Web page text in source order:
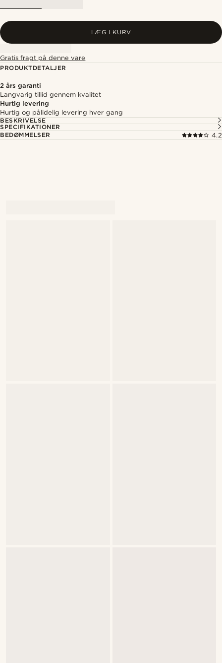
LÆG I KURV
Gratis fragt på denne vare
PRODUKTDETALJER
2 års garanti
Langvarig tillid gennem kvalitet
Hurtig levering
Hurtig og pålidelig levering hver gang
BESKRIVELSE
SPECIFIKATIONER
BEDØMMELSER
4.2